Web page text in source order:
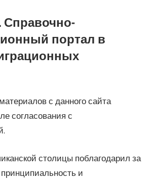
Справочно-
портал в
с данного сайта
согласования с
столицы поблагодарил за
и